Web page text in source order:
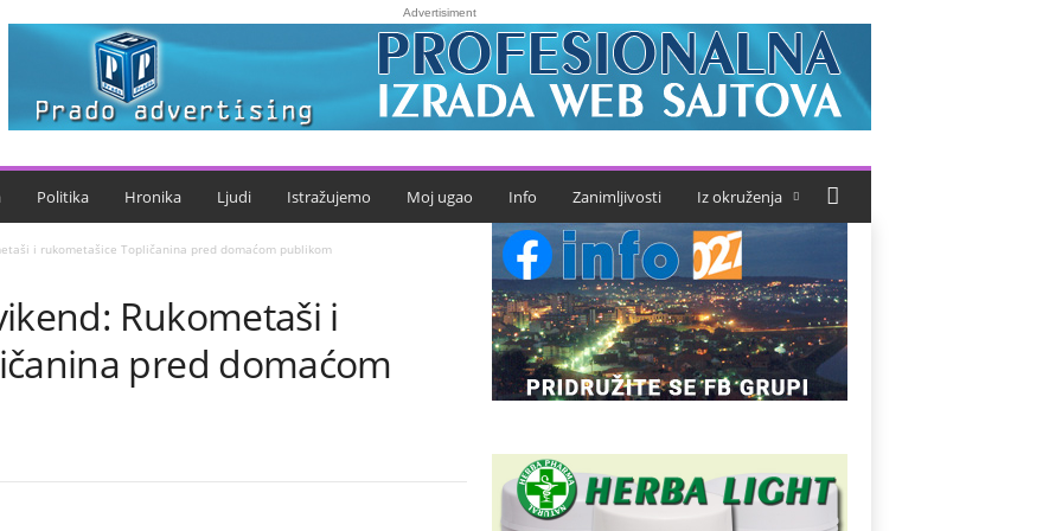
Advertisiment
Politika Hronika Ljudi Istražujemo Moj ugao Info Zanimljivosti Iz okruženja
i rukometašice Topličanina pred domaćom publikom
Rukometaši i
pred domaćom